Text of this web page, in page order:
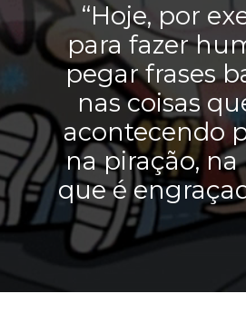
“Hoje, por
para fazer
pegar frases
nas coisas
acontecendo
na piração, na
que é